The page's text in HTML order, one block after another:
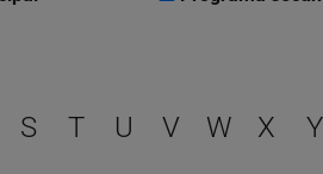
S T U V W X Y